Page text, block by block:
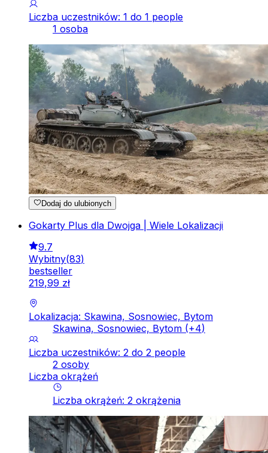
Liczba uczestników: 1 do 1 people
1 osoba
Dodaj do ulubionych
Gokarty Plus dla Dwojga | Wiele Lokalizacji
9.7
Wybitny(83)
bestseller
219,99 zł
Lokalizacja: Skawina, Sosnowiec, Bytom
Skawina, Sosnowiec, Bytom (+4)
Liczba uczestników: 2 do 2 people
2 osoby
Liczba okrążeń
Liczba okrążeń: 2 okrążenia